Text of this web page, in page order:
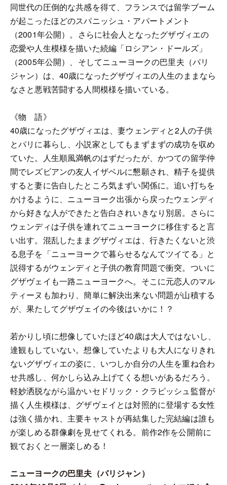
同世代の圧倒的な共感を得て、フランスでは留学ブーム
が起こったほどのスパニッシュ・アパートメント
（2001年公開）。さらに社会人となったグザヴィエの
恋愛や人生模様を描いた続編「ロシアン・ドールズ」
（2005年公開）、そしてニューヨークの巴里夫（パリ
ジャン）は、40歳になったグザヴィエの人生のままなら
なさと悪戦苦闘する人間模様を描いている。
《物 語》
40歳になったグザヴィエは、妻ウェンディと2人の子供
とパリに暮らし、小説家としてもまずまずの成功を収め
ていた。人生順風満帆のはずだったが、かつての留学仲
間でレズビアンの友人イザベルに懇願され、精子を提供
すると妻に告白したところ気まずい関係に。追い打ちを
かけるように、ニューヨーク出張から戻ったウェンディ
から好きな人ができたと告白されいきなり別居。さらに
ウェンディは子供を連れてニューヨークに移住すると言
い出す。混乱したままグザヴィエは、行きたくないと渋
る息子を「ニューヨークで暮らせるなんてツイてる」と
説得するがウェンディと子供の教育問題で衝突。ついに
グザヴェイも一路ニューヨークへ。そこに元恋人のマル
ティーヌも加わり、簡単に解決出来ない問題が山積する
が、果たしてグザヴェイの今後はいかに！？
若かりし頃に想像していたほど40歳は大人ではないし、
達観もしていない。想像していたよりも大人になりきれ
ないグザヴィエの姿に、いつしか自分の人生を重ね合わ
せ共感し、何かしら込み上げてくる想いがあるだろう。
軽妙洒脱ながら温かいセドリック・クラピッシュ監督が
描く人生模様は、グザヴェイとは対照的に登場する女性
は強く描かれ、主要キャストが再結集した完結編は誰も
が楽しめる群像劇を見せてくれる。前作2作を公開前に
観ておくと一層楽しめる！
ニューヨークの巴里夫（パリジャン）